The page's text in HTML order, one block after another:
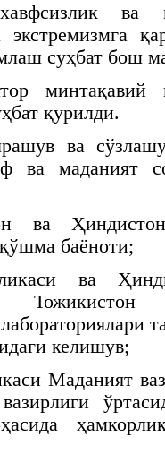
ва
экстремизмга
суҳбат бош
минтақавий
қурилди.
ва
ва маданият
ва
баёноти;
ва
келишув;
Маданият